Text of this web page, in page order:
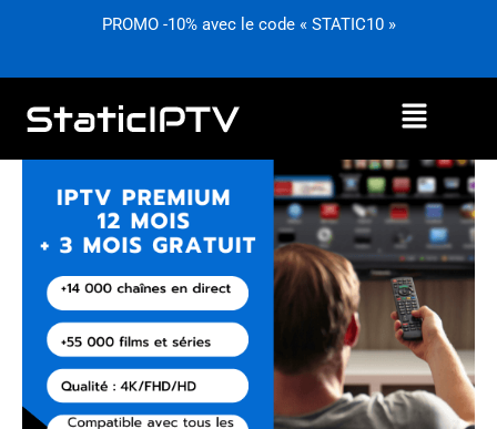
PROMO -10% avec le code « STATIC10 »
Menu
Abonnement
IPTV
Premium
mois
(avec
3